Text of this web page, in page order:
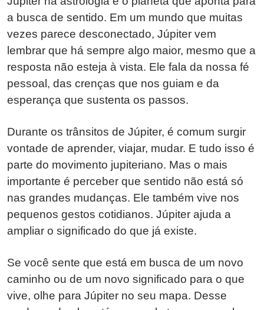
a busca de sentido. Em um mundo que muitas
vezes parece desconectado, Júpiter vem
lembrar que há sempre algo maior, mesmo que a
resposta não esteja à vista. Ele fala da nossa fé
pessoal, das crenças que nos guiam e da
esperança que sustenta os passos.
Durante os trânsitos de Júpiter, é comum surgir
vontade de aprender, viajar, mudar. E tudo isso é
parte do movimento jupiteriano. Mas o mais
importante é perceber que sentido não está só
nas grandes mudanças. Ele também vive nos
pequenos gestos cotidianos. Júpiter ajuda a
ampliar o significado do que já existe.
Se você sente que está em busca de um novo
caminho ou de um novo significado para o que
vive, olhe para Júpiter no seu mapa. Desse